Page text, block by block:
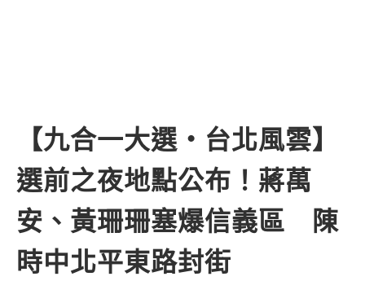
【九合一大選・台北風雲】
選前之夜地點公布！蔣萬
安、黃珊珊塞爆信義區 陳
時中北平東路封街